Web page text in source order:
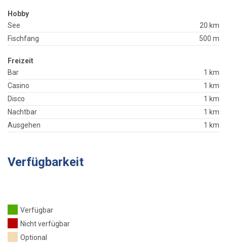
Hobby
See
20 km
Fischfang
500 m
Freizeit
Bar
1 km
Casino
1 km
Disco
1 km
Nachtbar
1 km
Ausgehen
1 km
Verfügbarkeit
Verfügbar
Nicht verfügbar
Optional